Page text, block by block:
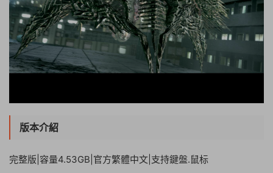
版本介紹
完整版|容量4.53GB|官方繁體中文|支持鍵盤.鼠标